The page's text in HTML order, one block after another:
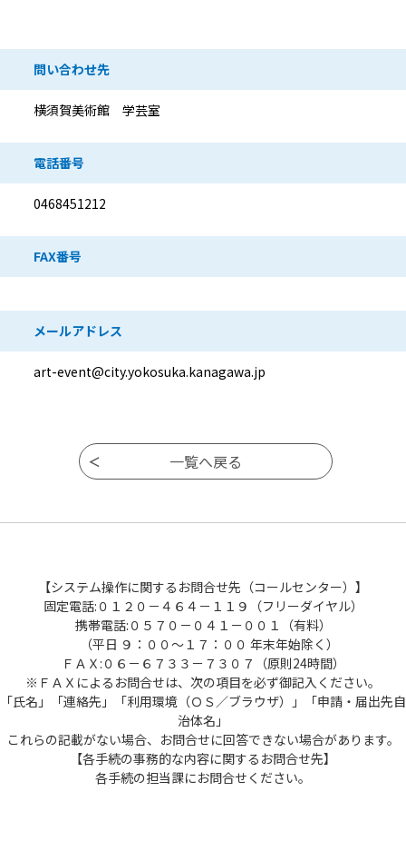
問い合わせ先
横須賀美術館 学芸室
電話番号
0468451212
FAX番号
メールアドレス
art-event@city.yokosuka.kanagawa.jp
【システム操作に関するお問合せ先（コールセンター）】
固定電話:０１２０－４６４－１１９（フリーダイヤル）
携帯電話:０５７０－０４１－００１（有料）
（平日 ９：００～１７：００ 年末年始除く）
ＦＡＸ:０６－６７３３－７３０７（原則24時間）
※ＦＡＸによるお問合せは、次の項目を必ず御記入ください。
「氏名」「連絡先」「利用環境（ＯＳ／ブラウザ）」「申請・届出先自
治体名」
これらの記載がない場合、お問合せに回答できない場合があります。
【各手続の事務的な内容に関するお問合せ先】
各手続の担当課にお問合せください。